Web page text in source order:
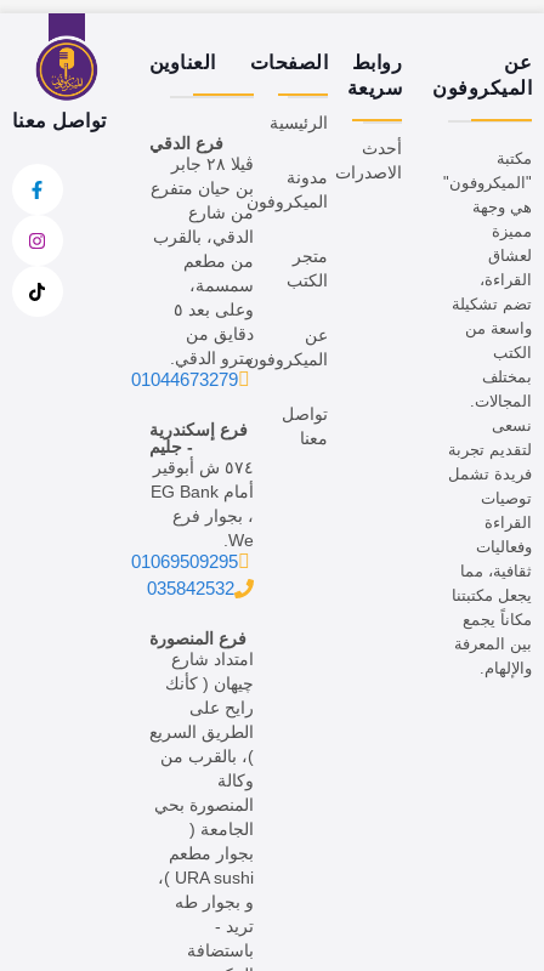
عن
الميكروفون
مكتبة
"الميكروفون"
هي وجهة
مميزة
لعشاق
القراءة،
تضم تشكيلة
واسعة من
الكتب
بمختلف
المجالات.
نسعى
لتقديم تجربة
فريدة تشمل
توصيات
القراءة
وفعاليات
ثقافية، مما
يجعل مكتبتنا
مكاناً يجمع
بين المعرفة
والإلهام.
روابط
سريعة
أحدث
الاصدرات
الصفحات
الرئيسية
مدونة
الميكروفون
متجر
الكتب
عن
الميكروفون
تواصل
معنا
العناوين
فرع الدقي
ڤيلا ٢٨ جابر
بن حيان متفرع
من شارع
الدقي، بالقرب
من مطعم
سمسمة،
وعلى بعد ٥
دقايق من
مترو الدقي.
01044673279
فرع إسكندرية
- جليم
٥٧٤ ش أبوقير
أمام EG Bank
، بجوار فرع
We.
01069509295
035842532
فرع المنصورة
امتداد شارع
چيهان ( كأنك
رايح على
الطريق السريع
)، بالقرب من
وكالة
المنصورة بحي
الجامعة (
بجوار مطعم
URA sushi )،
و بجوار طه
تريد -
باستضافة
تواصل معنا